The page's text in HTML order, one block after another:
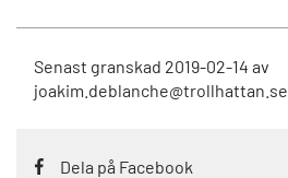
Senast granskad 2019-02-14 av
joakim.deblanche@trollhattan.se
Dela på Facebook